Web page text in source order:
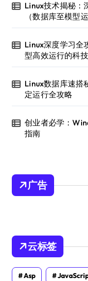
Linux技术揭秘：
（数据库至模型运
Linux深度学习全
型高效运行的科
Linux数据库速搭
定运行全攻略
创业者必学：
指南
广告
云标签
Asp